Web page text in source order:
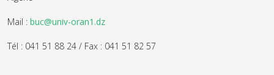
Mail : buc@univ-oran1.dz
Tél : 041 51 88 24 / Fax : 041 51 82 57